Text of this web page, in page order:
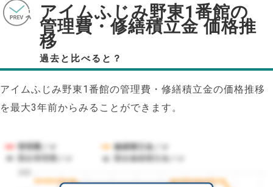
アイムふじみ野東1番館の
管理費・修繕積立金 価格推
移
過去と比べると？
アイムふじみ野東1番館の管理費・修繕積立金の価格推移
を最大3年前からみることができます。
管理費／㎡
修繕積立金／㎡
競合管理費／㎡
競合修繕積立金／㎡